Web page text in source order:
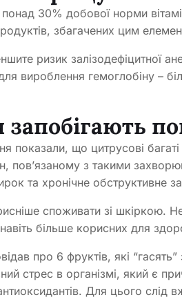
30% добової норми
збагачених цим
ризик залізодефіцитної
вироблення гемоглобіну –
показали, що цитрусові
пов’язаному з такими
та хронічне обструктивне
споживати зі шкіркою.
більше корисних для
про 6 фруктів, які
стрес в організмі, який є
Для цього